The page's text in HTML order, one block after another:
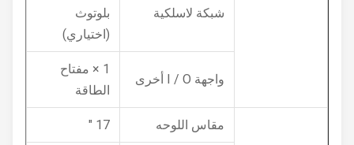
شبكة لاسلكية
بلوتوث
(اختياري)
واجهة I / O أخرى
1 × مفتاح
الطاقة
مقاس اللوحه